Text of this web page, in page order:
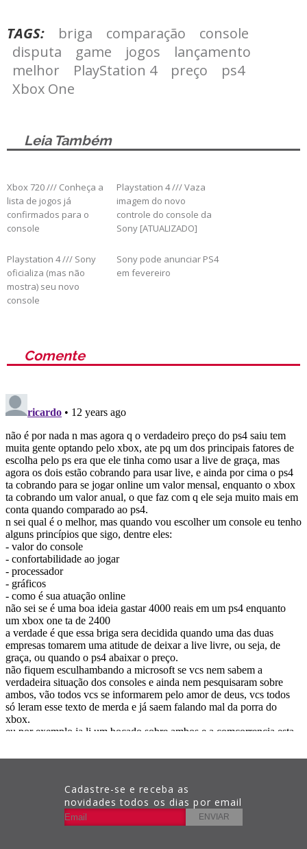
TAGS: briga comparação
console
disputa
game jogos
lançamento
melhor
PlayStation 4 preço
ps4
Xbox One
Leia Também
Xbox 720 /// Conheça a
lista de jogos já
confirmados para o
console
Playstation 4 /// Vaza
imagem do novo
controle do console da
Sony [ATUALIZADO]
Playstation 4 /// Sony
oficializa (mas não
mostra) seu novo
console
Sony pode anunciar PS4
em fevereiro
Comente
Cadastre-se e receba as
novidades todos os dias por email